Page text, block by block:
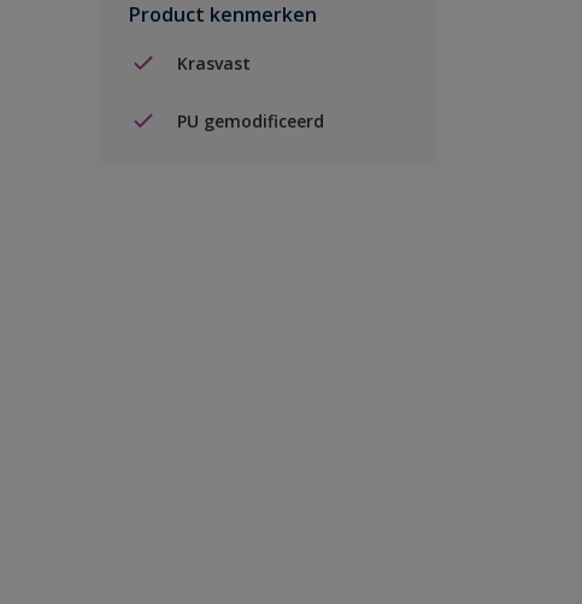
Product kenmerken
Krasvast
PU gemodificeerd